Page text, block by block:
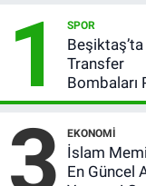
1 SPOR
Beşiktaş’ta
Transfer
Bombaları
Peşe! Adalı
Açıkladı, 5
Daha
3 EKONOMI
İslam
En Güncel